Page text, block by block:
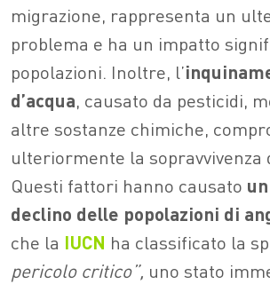
migrazione, rappresenta un
problema e ha un impatto
popolazioni. Inoltre, l’
d’acqua, causato da pesticidi,
altre sostanze chimiche,
ulteriormente la sopravvivenza
Questi fattori hanno causato
declino delle popolazioni di
che la IUCN ha classificato la
pericolo critico”, uno stato